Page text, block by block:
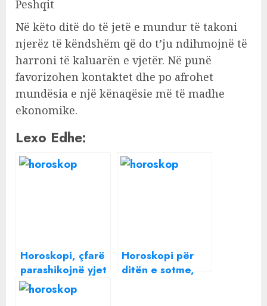
Peshqit
Në këto ditë do të jetë e mundur të takoni
njerëz të këndshëm që do t’ju ndihmojnë të
harroni të kaluarën e vjetër. Në punë
favorizohen kontaktet dhe po afrohet
mundësia e një kënaqësie më të madhe
ekonomike.
Lexo Edhe:
Horoskopi, çfarë
parashikojnë yjet
për ditën e
sotme, 22 nëntor
Horoskopi për
ditën e sotme,